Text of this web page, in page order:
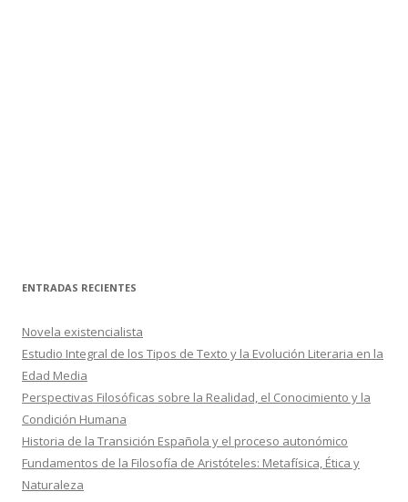
ENTRADAS RECIENTES
Novela existencialista
Estudio Integral de los Tipos de Texto y la Evolución Literaria en la
Edad Media
Perspectivas Filosóficas sobre la Realidad, el Conocimiento y la
Condición Humana
Historia de la Transición Española y el proceso autonómico
Fundamentos de la Filosofía de Aristóteles: Metafísica, Ética y
Naturaleza